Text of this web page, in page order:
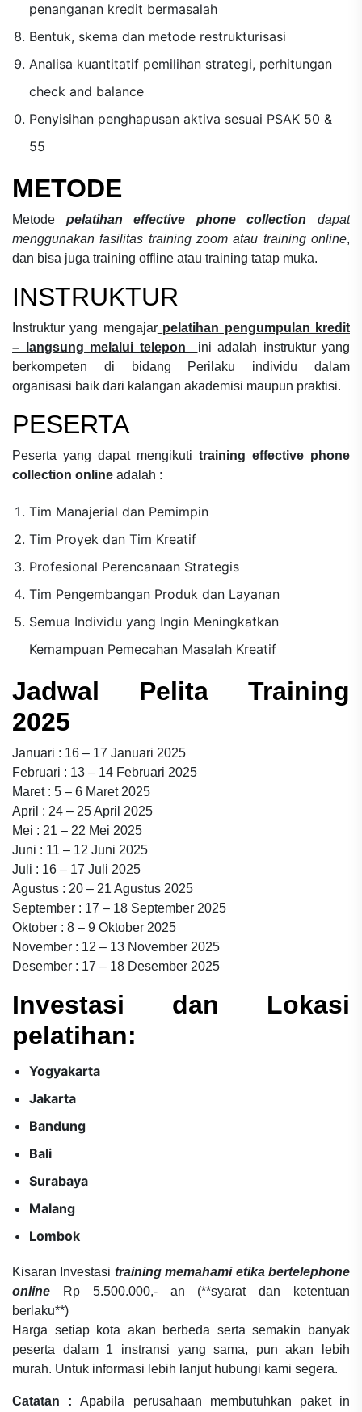
penanganan kredit bermasalah
Bentuk, skema dan metode restrukturisasi
Analisa kuantitatif pemilihan strategi, perhitungan
check and balance
Penyisihan penghapusan aktiva sesuai PSAK 50 &
55
METODE
Metode pelatihan effective phone collection
dapat
menggunakan fasilitas training zoom atau training online,
dan bisa juga training offline atau training tatap muka.
INSTRUKTUR
Instruktur yang mengajar pelatihan pengumpulan kredit
– langsung melalui telepon
ini adalah instruktur yang
berkompeten di bidang Perilaku individu dalam
organisasi baik dari kalangan akademisi maupun praktisi.
PESERTA
Peserta yang dapat mengikuti training effective phone
collection online adalah :
Tim Manajerial dan Pemimpin
Tim Proyek dan Tim Kreatif
Profesional Perencanaan Strategis
Tim Pengembangan Produk dan Layanan
Semua Individu yang Ingin Meningkatkan
Kemampuan Pemecahan Masalah Kreatif
Jadwal Pelita Training
2025
Januari : 16 – 17 Januari 2025
Februari : 13 – 14 Februari 2025
Maret : 5 – 6 Maret 2025
April : 24 – 25 April 2025
Mei : 21 – 22 Mei 2025
Juni : 11 – 12 Juni 2025
Juli : 16 – 17 Juli 2025
Agustus : 20 – 21 Agustus 2025
September : 17 – 18 September 2025
Oktober : 8 – 9 Oktober 2025
November : 12 – 13 November 2025
Desember : 17 – 18 Desember 2025
Investasi dan Lokasi
pelatihan:
Yogyakarta
Jakarta
Bandung
Bali
Surabaya
Malang
Lombok
Kisaran Investasi training memahami etika bertelephone
online
Rp 5.500.000,- an (**syarat dan ketentuan
berlaku**)
Harga setiap kota akan berbeda serta semakin banyak
peserta dalam 1 instransi yang sama, pun akan lebih
murah. Untuk informasi lebih lanjut hubungi kami segera.
Catatan : Apabila perusahaan membutuhkan paket in